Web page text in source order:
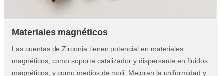
Materiales magnéticos
Las cuentas de Zirconia tienen potencial en materiales
magnéticos, como soporte catalizador y dispersante en fluidos
magnéticos, y como medios de moli. Mejoran la uniformidad y